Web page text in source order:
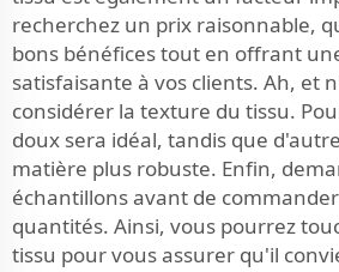
recherchez un prix raisonnable,
bons bénéfices tout en offrant
satisfaisante à vos clients. Ah, et
considérer la texture du tissu.
doux sera idéal, tandis que
matière plus robuste. Enfin,
échantillons avant de
quantités. Ainsi, vous pourrez
tissu pour vous assurer qu'il